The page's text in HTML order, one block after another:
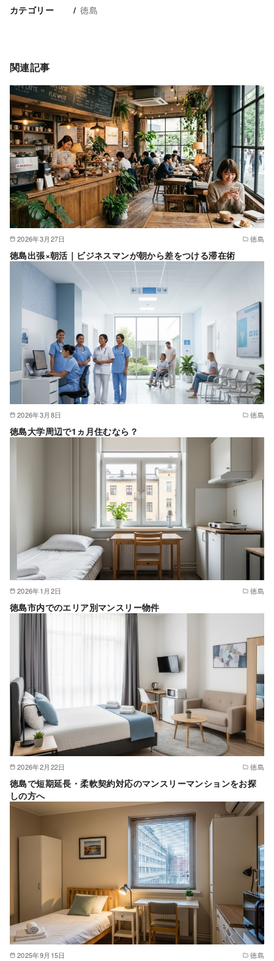
カテゴリー 徳島
関連記事
2026年3月27日 徳島
徳島出張×朝活｜ビジネスマンが朝から差をつける滞在術
2026年3月8日 徳島
徳島大学周辺で1ヵ月住むなら？
2026年1月2日 徳島
徳島市内でのエリア別マンスリー物件
2026年2月22日 徳島
徳島で短期延長・柔軟契約対応のマンスリーマンションをお探
しの方へ
2025年9月15日 徳島